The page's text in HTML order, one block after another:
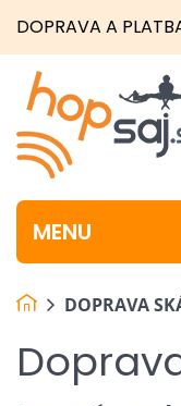
DOPRAVA A
MENU
DOPRAVA